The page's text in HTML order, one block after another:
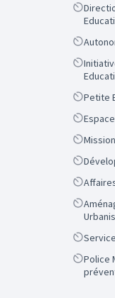
Scope
Direction des Politiques
Scope
Scope
Initiatives Jeunes et Dispositifs
ScopePetite
Scope
Scope
Scope
Scope
Scope
Aménagements-Habitat-
Scope
Scope
Police Municipale / Sécurité et